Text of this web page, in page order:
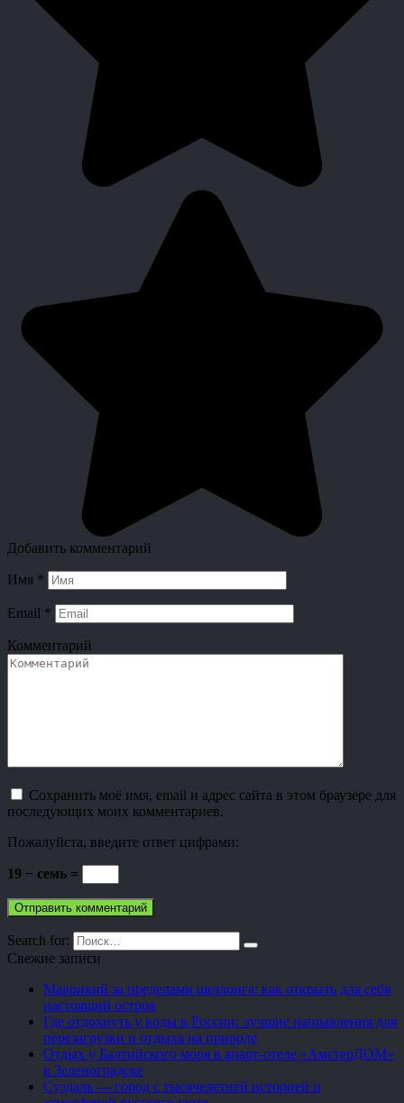
Добавить комментарий
Имя *
Email *
Комментарий
Сохранить моё имя, email и адрес сайта в этом браузере для
последующих моих комментариев.
Пожалуйста, введите ответ цифрами:
19 − семь =
Search for:
Свежие записи
Маврикий за пределами шезлонга: как открыть для себя
настоящий остров
Где отдохнуть у воды в России: лучшие направления для
перезагрузки и отдыха на природе
Отдых у Балтийского моря в апарт-отеле «АмстерДОМ»
в Зеленоградске
Суздаль — город с тысячелетней историей и